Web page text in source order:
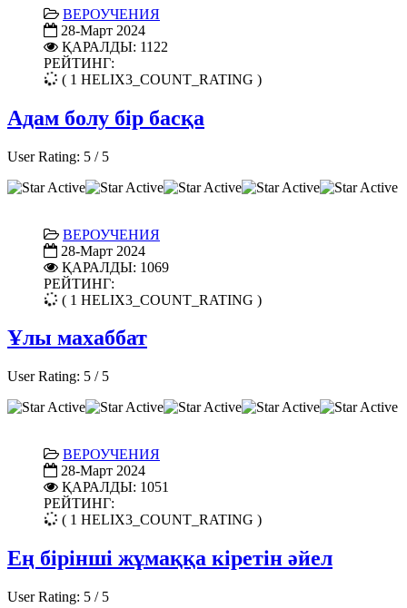
ВЕРОУЧЕНИЯ
28-Март 2024
ҚАРАЛДЫ: 1122
РЕЙТИНГ:
( 1 HELIX3_COUNT_RATING )
Адам болу бір басқа
User Rating: 5 / 5
ВЕРОУЧЕНИЯ
28-Март 2024
ҚАРАЛДЫ: 1069
РЕЙТИНГ:
( 1 HELIX3_COUNT_RATING )
Ұлы махаббат
User Rating: 5 / 5
ВЕРОУЧЕНИЯ
28-Март 2024
ҚАРАЛДЫ: 1051
РЕЙТИНГ:
( 1 HELIX3_COUNT_RATING )
Ең бірінші жұмаққа кіретін әйел
User Rating: 5 / 5